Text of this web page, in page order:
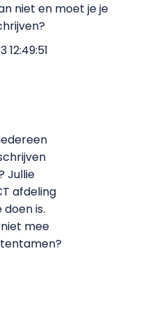
niet en moet je je
12:49:51
Jullie
afdeling
is.
mee